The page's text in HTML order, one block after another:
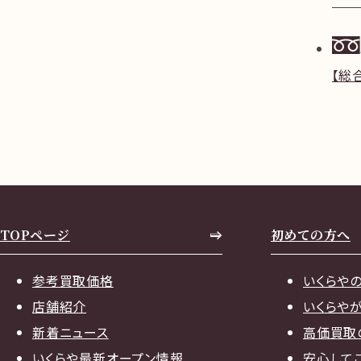
【総
TOPページ
参考買取価格
店舗紹介
新着ニュース
初めての方へ
いくらや
いくらや
高価買取